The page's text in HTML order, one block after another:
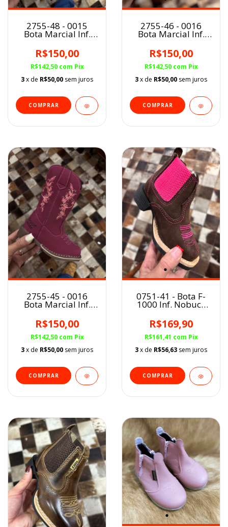
2755-48 - 0015
Bota Marcial Inf.
R$150,00
R$142,50 com Pix
3x de R$50,00 sem juros
COMPRAR
2755-46 - 0016
Bota Marcial Inf.
R$150,00
R$142,50 com Pix
3x de R$50,00 sem juros
COMPRAR
2755-45 - 0016
Bota Marcial Inf.
R$150,00
R$142,50 com Pix
3x de R$50,00 sem juros
COMPRAR
0751-41 - Bota F-
1000 Inf. Nobuck
Curto BQ
R$169,90
R$161,41 com Pix
3x de R$56,63 sem juros
COMPRAR